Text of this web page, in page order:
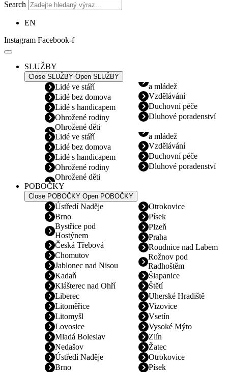
Search
EN
Instagram Facebook-f
SLUŽBY
Close SLUŽBY Open SLUŽBY
Lidé ve stáří
Lidé bez domova
Lidé s handicapem
Ohrožené rodiny
Ohrožené děti
a mládež
Vzdělávání
Duchovní péče
Dluhové poradenství
Lidé ve stáří
Lidé bez domova
Lidé s handicapem
Ohrožené rodiny
Ohrožené děti
a mládež
Vzdělávání
Duchovní péče
Dluhové poradenství
POBOČKY
Close POBOČKY Open POBOČKY
Ústředí Naděje
Brno
Bystřice pod
Hostýnem
Česká Třebová
Chomutov
Jablonec nad Nisou
Kadaň
Klášterec nad Ohří
Liberec
Litoměřice
Litomyšl
Lovosice
Mladá Boleslav
Nedašov
Otrokovice
Písek
Plzeň
Praha
Roudnice nad Labem
Rožnov pod
Radhoštěm
Šlapanice
Štětí
Uherské Hradiště
Vizovice
Vsetín
Vysoké Mýto
Zlín
Žatec
Ústředí Naděje
Brno
Otrokovice
Písek